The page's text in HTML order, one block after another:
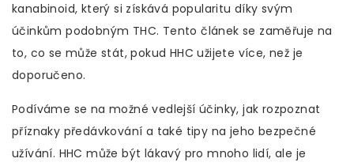
kanabinoid, který si získává popularitu díky svým
účinkům podobným THC. Tento článek se zaměřuje na
to, co se může stát, pokud HHC užijete více, než je
doporučeno.
Podíváme se na možné vedlejší účinky, jak rozpoznat
příznaky předávkování a také tipy na jeho bezpečné
užívání. HHC může být lákavý pro mnoho lidí, ale je